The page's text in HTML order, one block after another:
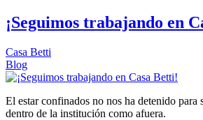
¡Seguimos trabajando en
Casa Betti
Blog
El estar confinados no nos ha detenido para
dentro de la institución como afuera.